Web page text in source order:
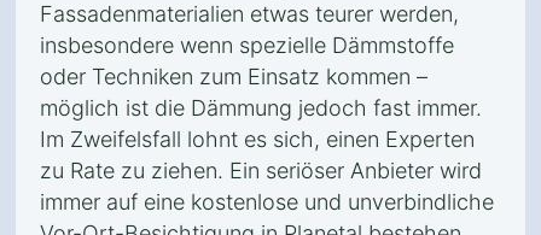
Fassadenmaterialien etwas teurer werden,
insbesondere wenn spezielle Dämmstoffe
oder Techniken zum Einsatz kommen –
möglich ist die Dämmung jedoch fast immer.
Im Zweifelsfall lohnt es sich, einen Experten
zu Rate zu ziehen. Ein seriöser Anbieter wird
immer auf eine kostenlose und unverbindliche